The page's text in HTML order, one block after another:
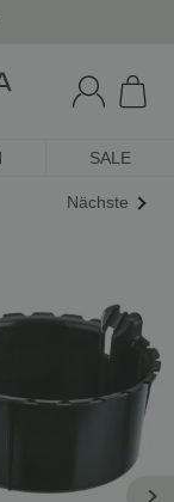
SALE
Nächste